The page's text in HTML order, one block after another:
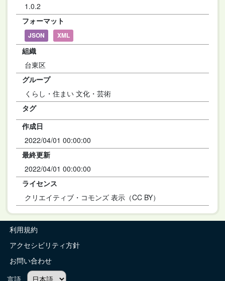
1.0.2
フォーマット
JSON XML
組織
台東区
グループ
くらし・住まい 文化・芸術
タグ
作成日
2022/04/01 00:00:00
最終更新
2022/04/01 00:00:00
ライセンス
クリエイティブ・コモンズ 表示（CC BY）
利用規約
アクセシビリティ方針
お問い合わせ
言語